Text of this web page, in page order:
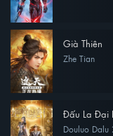
Già Thiên
Zhe Tian
Đấu La Đại
Douluo Dalu